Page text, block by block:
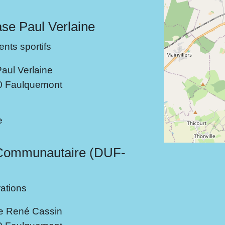
Paul Verlaine
sportifs
Verlaine
Faulquemont
(DUF-
René Cassin